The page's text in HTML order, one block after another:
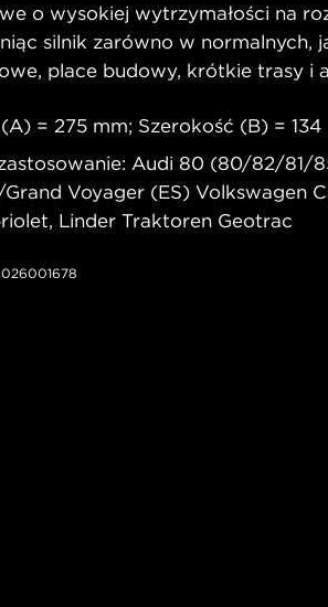
o wysokiej wytrzymałości na
silnik zarówno w
place budowy, krótkie trasy i
(A) = 275 mm; Szerokość (B) =
Audi 80 (80/82/81/
Voyager (ES) Volkswagen
Linder Traktoren Geotrac